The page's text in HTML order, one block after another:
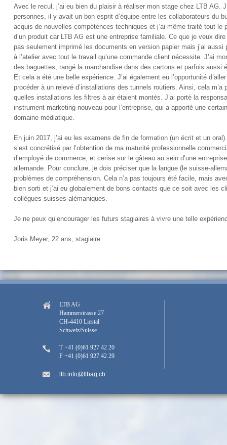
Avec le recul, j’ai eu bien du plaisir à réaliser mon stage chez LTB AG.
personnes, il y avait un bon esprit d’équipe entre les collaborateurs du
acquis de nouvelles compétences techniques et j’ai même traité tout le
d’un produit car LTB AG est une entreprise familiale. Ce que je veux dire
pas seulement imprimé les documents en version papier mais j’ai aussi
à l’atelier avec tout le travail qu’une commande client nécessite. J’ai
des baguettes, rangé la marchandise dans des cartons et parfois aussi
Et cela a été une belle expérience. J’ai également eu l’opportunité
procéder à un relevé d’installations des tunnels routiers. Ainsi, cela m’a
quelles installations les filtres à air étaient montés. J’ai porté la
instrument marketing nouveau pour l’entreprise, qui a apporté une
domaine médiatique.
En juin 2017, j’ai eu les examens de fin de formation (un écrit et un
s’est concrétisé par l’obtention de ma maturité professionnelle
d’employé de commerce, et cerise sur le gâteau au sein d’une
allemande. Pour conclure, je dois préciser que la langue (le suisse-
problèmes de compréhension. Cela n’a pas toujours été facile, mais
bien sorti et j’ai eu globalement de bons contacts que ce soit avec les
collègues suisses alémaniques.
Je ne peux qu’encourager les futurs stagiaires à vivre une telle
Joris Meyer, 22 ans, stagiaire
LTB AG
Hammerstrasse 27
CH-4410 Liestal
Schweiz/Suisse
T +41 (0)61 927 42 20
F +41 (0)61 927 42 29
ltb.info@ltbag.ch